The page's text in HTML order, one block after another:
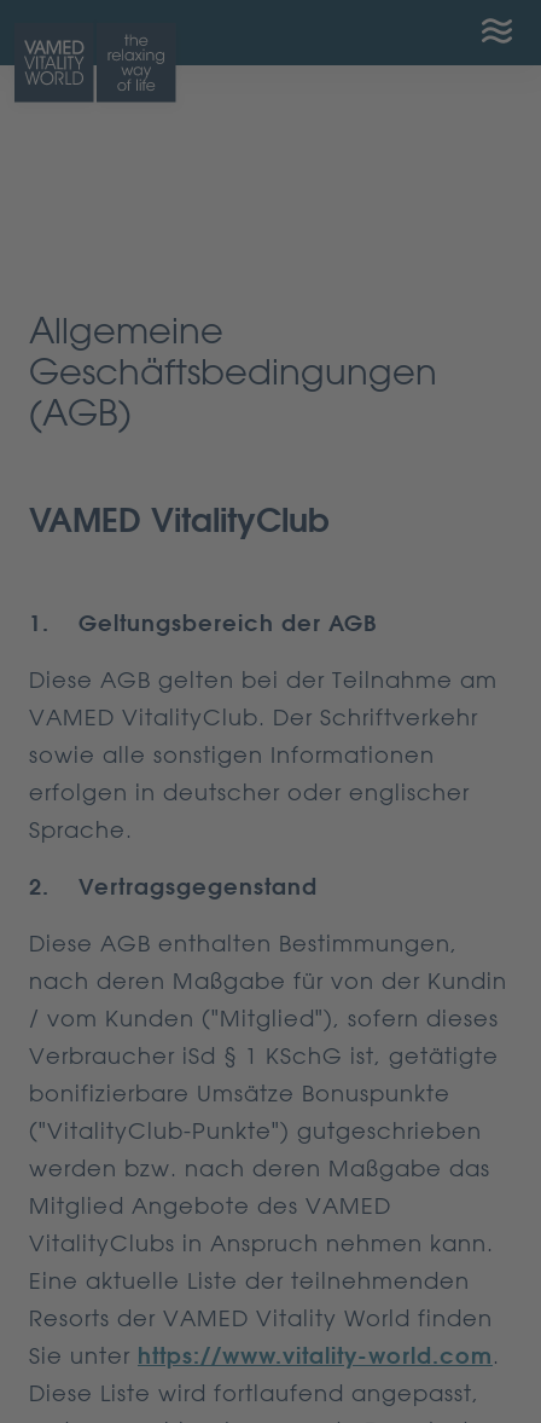
Zum Inhalt
Zur mobilen Navigation
Zur Website-Suche
Allgemeine
Geschäftsbedingungen
(AGB)
VAMED VitalityClub
1. Geltungsbereich der AGB
Diese AGB gelten bei der Teilnahme am
VAMED VitalityClub. Der Schriftverkehr
sowie alle sonstigen Informationen
erfolgen in deutscher oder englischer
Sprache.
2. Vertragsgegenstand
Diese AGB enthalten Bestimmungen,
nach deren Maßgabe für von der Kundin
/ vom Kunden ("Mitglied"), sofern dieses
Verbraucher iSd § 1 KSchG ist, getätigte
bonifizierbare Umsätze Bonuspunkte
("VitalityClub-Punkte") gutgeschrieben
werden bzw. nach deren Maßgabe das
Mitglied Angebote des VAMED
VitalityClubs in Anspruch nehmen kann.
Eine aktuelle Liste der teilnehmenden
Resorts der VAMED Vitality World finden
Sie unter https://www.vitality-world.com.
Diese Liste wird fortlaufend angepasst,